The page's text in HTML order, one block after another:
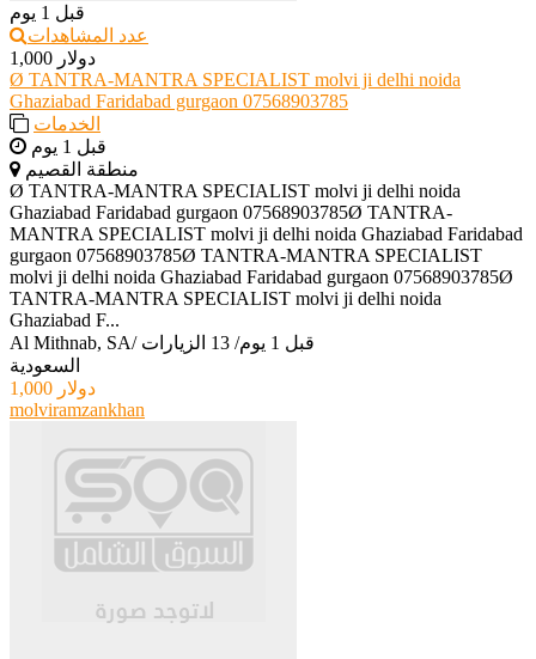
قبل 1 يوم
عدد المشاهدات
1,000 دولار
Ø TANTRA-MANTRA SPECIALIST molvi ji delhi noida
Ghaziabad Faridabad gurgaon 07568903785
الخدمات
قبل 1 يوم
منطقة القصيم
Ø TANTRA-MANTRA SPECIALIST molvi ji delhi noida
Ghaziabad Faridabad gurgaon 07568903785Ø TANTRA-
MANTRA SPECIALIST molvi ji delhi noida Ghaziabad Faridabad
gurgaon 07568903785Ø TANTRA-MANTRA SPECIALIST
molvi ji delhi noida Ghaziabad Faridabad gurgaon 07568903785Ø
TANTRA-MANTRA SPECIALIST molvi ji delhi noida
Ghaziabad F...
Al Mithnab, SA/ قبل 1 يوم / 13 الزيارات
السعودية
1,000 دولار
molviramzankhan